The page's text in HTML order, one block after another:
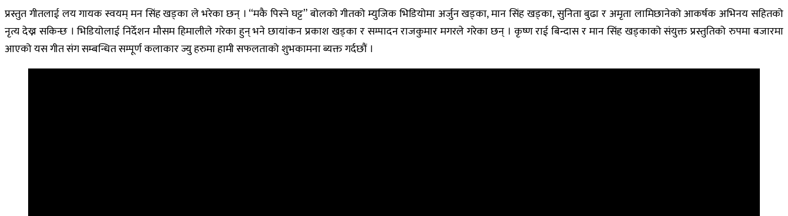
प्रस्तुत गीतलाई लय गायक स्वयम् मन सिंह खड्का ले भरेका छन् । “मकै पिस्ने घट्ट” बोलको गीतको म्युजिक भिडियोमा अर्जुन खड्का, मान सिंह खड्का, सुनिता बुढा र अमृता लामिछानेको आकर्षक अभिनय सहितको
नृत्य देख्न सकिन्छ । भिडियोलाई निर्देशन मौसम हिमालीले गरेका हुन् भने छायांकन प्रकाश खड्का र सम्पादन राजकुमार मगरले गरेका छन् । कृष्ण राई बिन्दास र मान सिंह खड्काको संयुक्त प्रस्तुतिको रुपमा बजारमा
आएको यस गीत संग सम्बन्धित सम्पूर्ण कलाकार ज्यु हरुमा हामी सफलताको शुभकामना ब्यक्त गर्दछौं ।